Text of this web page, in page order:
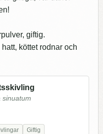
giftig.
köttet rodnar och
sinuatum
Giftig